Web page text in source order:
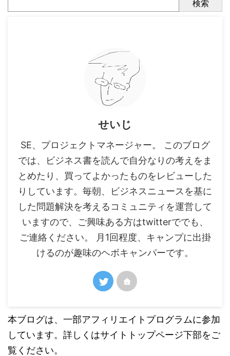
検索
せいじ
SE、プロジェクトマネージャー。 このブログ
では、ビジネス書を読んで自分なりの考えをま
とめたり、買ってよかったものをレビューした
りしています。毎朝、ビジネスニュースを基に
した問題解決を考えるコミュニティを運営して
いますので、ご興味ある方はtwitterででも、
ご連絡ください。 月1回程度、キャンプに出掛
けるのが趣味のヘボキャンパーです。
本ブログは、一部アフィリエイトプログラムに参加
しています。詳しくはサイトトップページ下部をご
覧ください。